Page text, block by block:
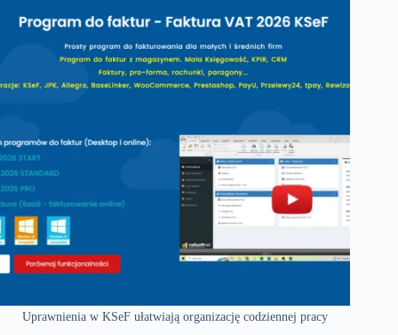
Uprawnienia w KSeF ułatwiają organizację codziennej pracy